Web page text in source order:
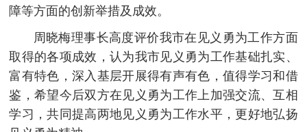
障等方面的创新举措及成效。
周晓梅理事长高度评价我市在见义勇为工作方面
取得的各项成效，认为我市见义勇为工作基础扎实、
富有特色，深入基层开展得有声有色，值得学习和借
鉴，希望今后双方在见义勇为工作上加强交流、互相
学习，共同提高两地见义勇为工作水平，更好地弘扬